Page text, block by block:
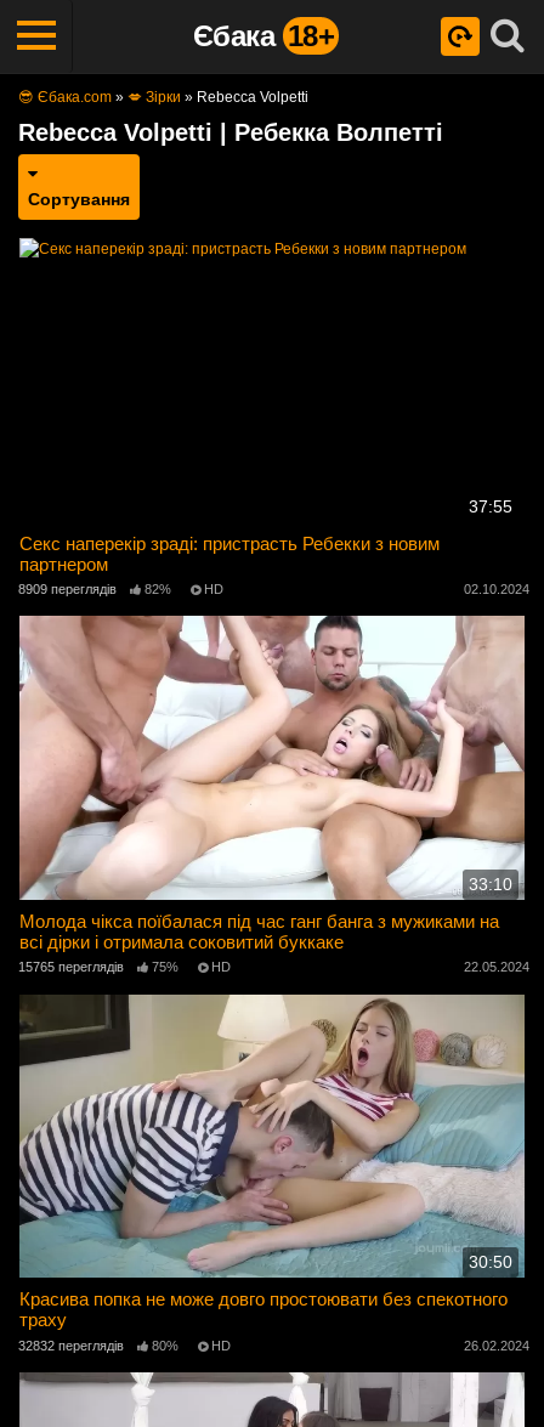
Єбака 18+
😎 Єбака.com » 💋 Зірки » Rebecca Volpetti
Rebecca Volpetti | Ребекка Волпетті
Сортування
37:55
Секс наперекір зраді: пристрасть Ребекки з новим
партнером
8909 переглядів 82% HD 02.10.2024
33:10
Молода чікса поїбалася під час ганг банга з мужиками на
всі дірки і отримала соковитий буккаке
15765 переглядів 75% HD 22.05.2024
30:50
Красива попка не може довго простоювати без спекотного
траху
32832 переглядів 80% HD 26.02.2024